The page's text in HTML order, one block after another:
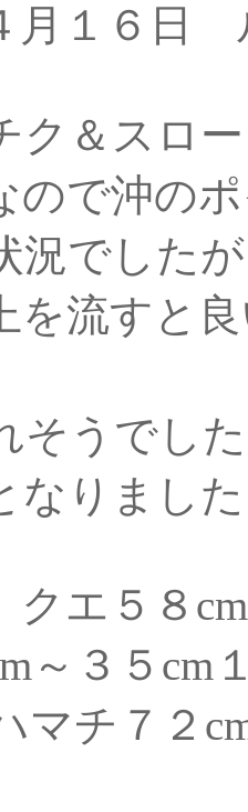
月１６日
ク＆スロ
ので沖の
況でした
を流すと
そうでし
なりまし
エ５８
～３５
マチ７２